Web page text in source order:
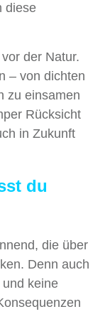
diese
der Natur.
– von dichten
zu einsamen
Rücksicht
in Zukunft
du
die über
Denn auch
keine